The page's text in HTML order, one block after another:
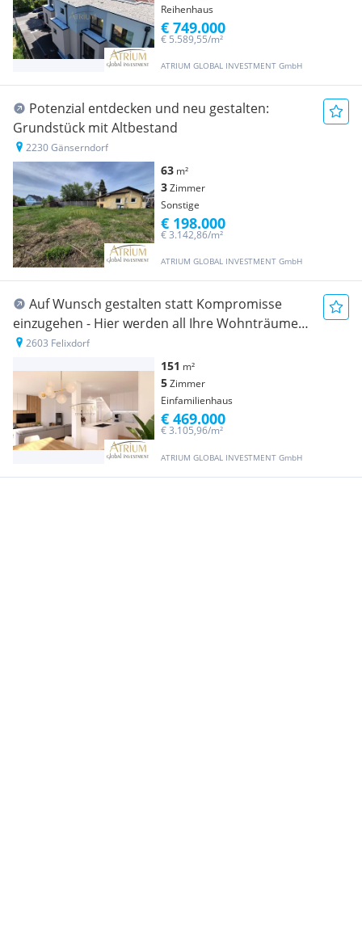
Reihenhaus
ATRIUM GLOBAL INVESTMENT GmbH
€ 5.589,55/m²
€ 749.000
Potenzial entdecken und neu gestalten:
Grundstück mit Altbestand
2230 Gänserndorf
63 m²
3Zimmer
Sonstige
ATRIUM GLOBAL INVESTMENT GmbH
€ 3.142,86/m²
€ 198.000
Auf Wunsch gestalten statt Kompromisse
einzugehen - Hier werden all Ihre Wohnträume
wahr.
2603 Felixdorf
151 m²
5Zimmer
Einfamilienhaus
ATRIUM GLOBAL INVESTMENT GmbH
€ 3.105,96/m²
€ 469.000